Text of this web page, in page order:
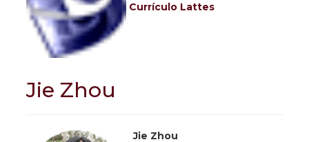
Currículo Lattes
Jie Zhou
Jie Zhou